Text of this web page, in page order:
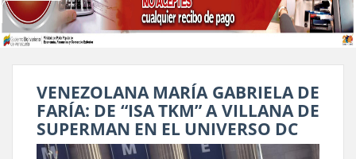
VENEZOLANA MARÍA GABRIELA DE
FARÍA: DE “ISA TKM” A VILLANA DE
SUPERMAN EN EL UNIVERSO DC